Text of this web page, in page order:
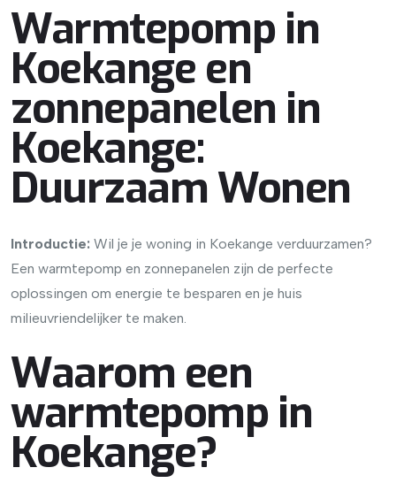
Warmtepomp in
Koekange en
zonnepanelen in
Koekange:
Duurzaam Wonen
Introductie: Wil je je woning in Koekange verduurzamen?
Een warmtepomp en zonnepanelen zijn de perfecte
oplossingen om energie te besparen en je huis
milieuvriendelijker te maken.
Waarom een
warmtepomp in
Koekange?